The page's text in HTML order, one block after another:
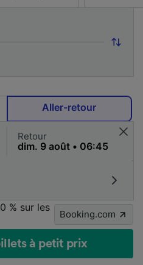
Aller-retour
Retour
% sur les
Booking.com
à petit prix